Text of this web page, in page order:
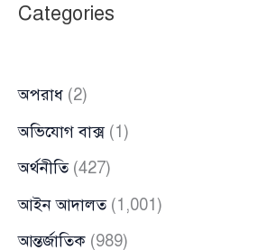
আমরা
আহমদ
Categories
অপরাধ (2)
অভিযোগ বাক্স(1)
অর্থনীতি(427)
আইন আদালত(1,001)
আন্তর্জাতিক (989)